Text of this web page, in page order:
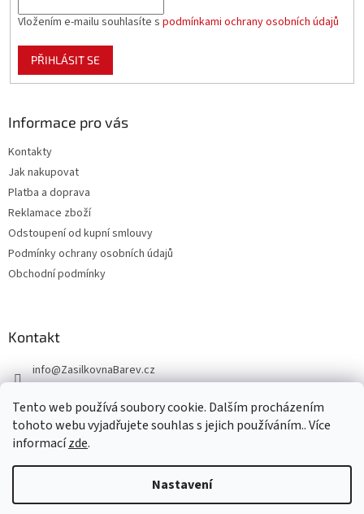
Tento web používá soubory cookie. Dalším procházením
tohoto webu vyjadřujete souhlas s jejich používáním.. Více
informacízde.
Nastavení
Vložením e-mailu souhlasíte s podmínkami ochrany osobních údajů
PŘIHLÁSIT SE
Informace pro vás
Kontakty
Jak nakupovat
Platba a doprava
Reklamace zboží
Odstoupení od kupní smlouvy
Podmínky ochrany osobních údajů
Obchodní podmínky
Kontakt
info@ZasilkovnaBarev.cz
Vytvořil Shoptet